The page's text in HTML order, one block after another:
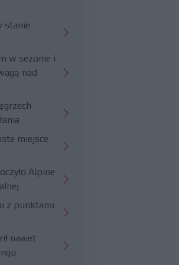
stanie
w sezonie i
nad
miejsce
Alpine
z punktami
nawet